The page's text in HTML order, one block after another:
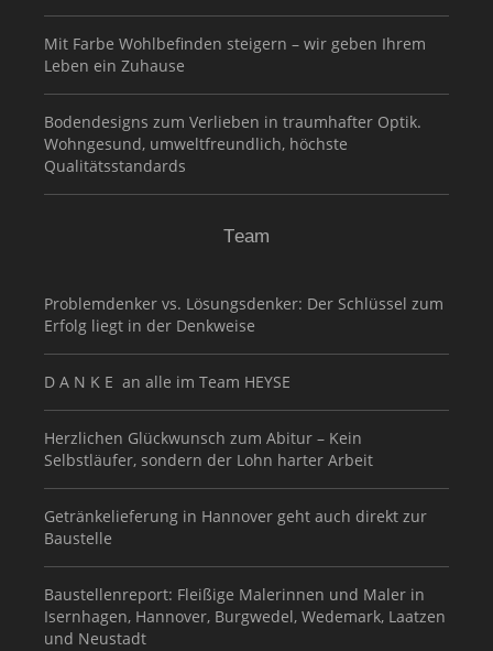
Mit Farbe Wohlbefinden steigern – wir geben Ihrem
Leben ein Zuhause
Bodendesigns zum Verlieben in traumhafter Optik.
Wohngesund, umweltfreundlich, höchste
Qualitätsstandards
Team
Problemdenker vs. Lösungsdenker: Der Schlüssel zum
Erfolg liegt in der Denkweise
D A N K E an alle im Team HEYSE
Herzlichen Glückwunsch zum Abitur – Kein
Selbstläufer, sondern der Lohn harter Arbeit
Getränkelieferung in Hannover geht auch direkt zur
Baustelle
Baustellenreport: Fleißige Malerinnen und Maler in
Isernhagen, Hannover, Burgwedel, Wedemark, Laatzen
und Neustadt